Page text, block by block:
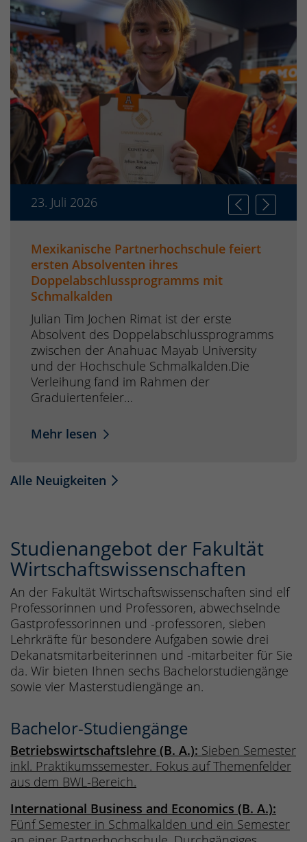
23. Juli 2026
Mexikanische Partnerhochschule feiert
ersten Absolventen ihres
Doppelabschlussprogramms mit
Schmalkalden
Julian Tim Jochen Rimat ist der erste
Absolvent des Doppelabschlussprogramms
zwischen der Anahuac Mayab University
und der Hochschule Schmalkalden.Die
Verleihung fand im Rahmen der
Graduiertenfeier…
Mehr lesen
Alle Neuigkeiten
Studienangebot der Fakultät
Wirtschaftswissenschaften
An der Fakultät Wirtschaftswissenschaften sind elf
Professorinnen und Professoren, abwechselnde
Gastprofessorinnen und -professoren, sieben
Lehrkräfte für besondere Aufgaben sowie drei
Dekanatsmitarbeiterinnen und -mitarbeiter für Sie
da. Wir bieten Ihnen sechs Bachelorstudiengänge
sowie vier Masterstudiengänge an.
Bachelor-Studiengänge
Betriebswirtschaftslehre (B. A.): Sieben Semester
inkl. Praktikumssemester. Fokus auf Themenfelder
aus dem BWL-Bereich.
International Business and Economics (B. A.):
Fünf Semester in Schmalkalden und ein Semester